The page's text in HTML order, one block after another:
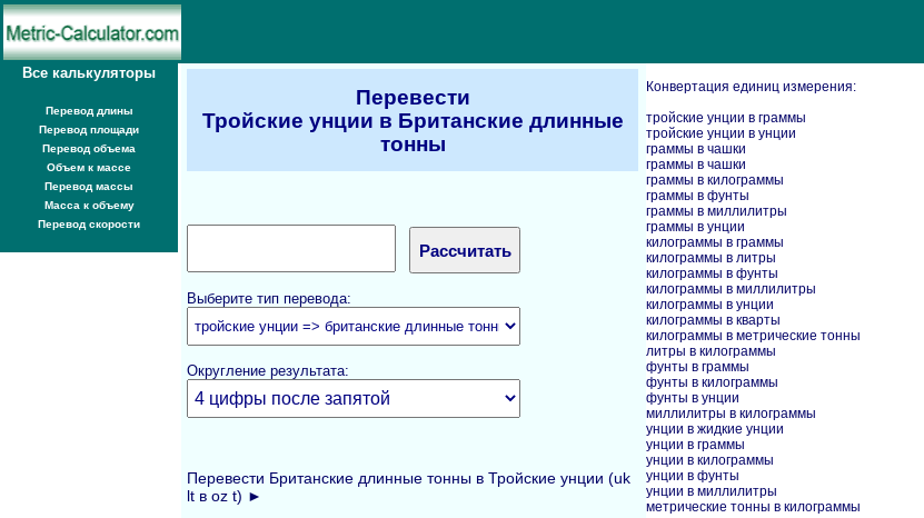
Все калькуляторы
Перевод длины
Перевод площади
Перевод объема
Объем к массе
Перевод массы
Масса к объему
Перевод скорости
Перевести
Тройские унции в Британские длинные
тонны
Выберите тип перевода:
Округление результата:
Перевести Британские длинные тонны в Тройские унции (uk
lt в oz t) ►
Конвертация единиц измерения:
тройские унции в граммы
тройские унции в унции
граммы в чашки
граммы в чашки
граммы в килограммы
граммы в фунты
граммы в миллилитры
граммы в унции
килограммы в граммы
килограммы в литры
килограммы в фунты
килограммы в миллилитры
килограммы в унции
килограммы в кварты
килограммы в метрические тонны
литры в килограммы
фунты в граммы
фунты в килограммы
фунты в унции
миллилитры в килограммы
унции в жидкие унции
унции в граммы
унции в килограммы
унции в фунты
унции в миллилитры
метрические тонны в килограммы